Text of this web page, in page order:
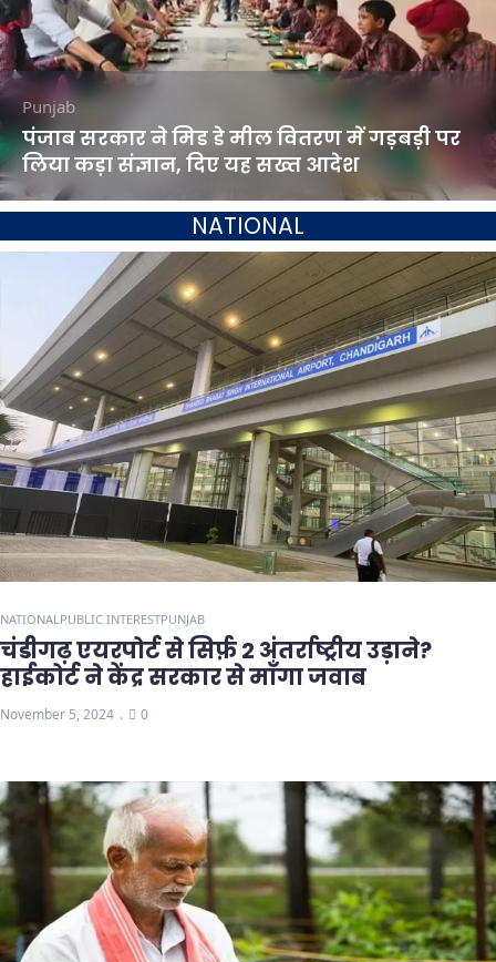
Punjab
पंजाब सरकार ने मिड डे मील वितरण में गड़बड़ी पर
लिया कड़ा संज्ञान, दिए यह सख्त आदेश
NATIONAL
NATIONALPUBLIC INTERESTPUNJAB
चंडीगढ़ एयरपोर्ट से सिर्फ़ 2 अंतर्राष्ट्रीय उड़ाने?
हाईकोर्ट ने केंद्र सरकार से माँगा जवाब
November 5, 2024 0